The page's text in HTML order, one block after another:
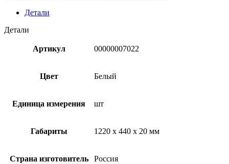
Детали
Детали
Артикул 00000007022
Цвет Белый
Единица измерения шт
Габариты 1220 x 440 x 20 мм
Страна изготовитель Россия